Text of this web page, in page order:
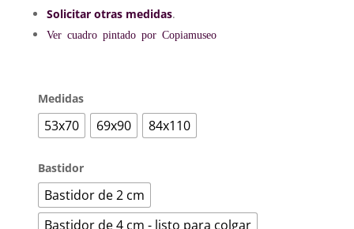
Solicitar otras medidas.
Ver cuadro pintado por Copiamuseo
Medidas
53x70 69x90 84x110
Bastidor
Bastidor de 2 cm
Bastidor de 4 cm - listo para colgar